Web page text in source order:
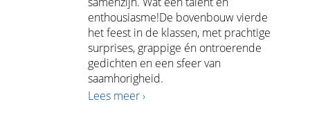
enthousiasme!De bovenbouw vierde
het feest in de klassen, met prachtige
surprises, grappige én ontroerende
gedichten en een sfeer van
saamhorigheid.
Lees meer ›